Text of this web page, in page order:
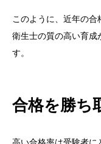
このように、近年の
衛生士の質の高い育成
す。
合格を勝ち